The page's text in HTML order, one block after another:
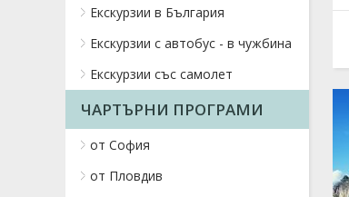
Екскурзии в България
Екскурзии с автобус - в чужбина
Екскурзии със самолет
ЧАРТЪРНИ ПРОГРАМИ
от София
от Пловдив